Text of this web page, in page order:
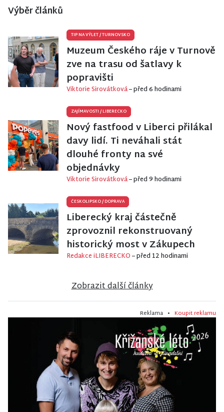
Výběr článků
TIP NA VÝLET/TURNOVSKO
Muzeum Českého ráje v Turnově
zve na trasu od šatlavy k
popravišti
Viktorie Sirovátková– před 6 hodinami
ZAJÍMAVOSTI /LIBERECKO
Nový fastfood v Liberci přilákal
davy lidí. Ti neváhali stát
dlouhé fronty na své
objednávky
Viktorie Sirovátková– před 9 hodinami
ČESKOLIPSKO/DOPRAVA
Liberecký kraj částečně
zprovoznil rekonstruovaný
historický most v Zákupech
Redakce iLIBERECKO– před 12 hodinami
Zobrazit další články
Reklama • Koupit reklamu